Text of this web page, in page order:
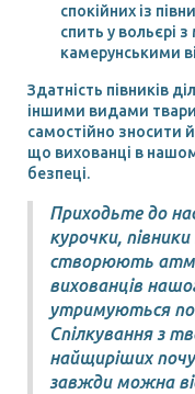
спокійних із
спить у вольєрі
камерунськими
Здатність півників
іншими видами
самостійно зносити
що вихованці в
безпеці.
Приходьте до
курочки,
створюють
вихованців
утримуються
Спілкування з
найщиріших
завжди можна